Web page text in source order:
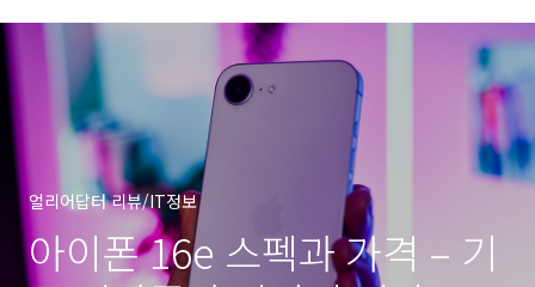
얼리어답터 리뷰/IT정보
아이폰 16e 스펙과 가격 – 기